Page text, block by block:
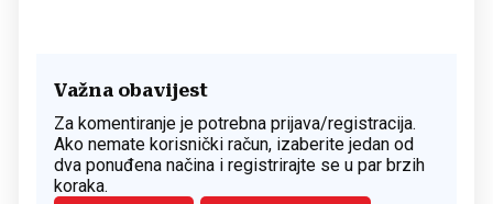
Važna obavijest
Za komentiranje je potrebna prijava/registracija.
Ako nemate korisnički račun, izaberite jedan od
dva ponuđena načina i registrirajte se u par brzih
koraka.